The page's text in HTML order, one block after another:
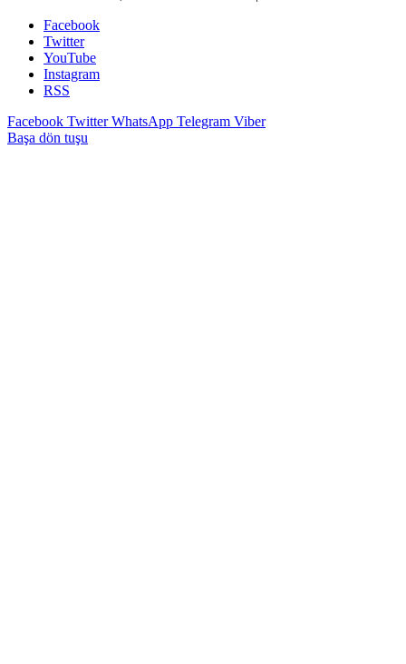
Facebook
Twitter
YouTube
Instagram
RSS
Facebook Twitter WhatsApp Telegram Viber
Başa dön tuşu